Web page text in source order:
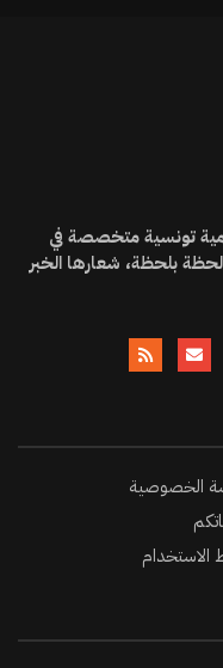
تونسية متخصصة في
لحظة بلحظة، شعارها الخبر
الخصوصية
الاستخدام